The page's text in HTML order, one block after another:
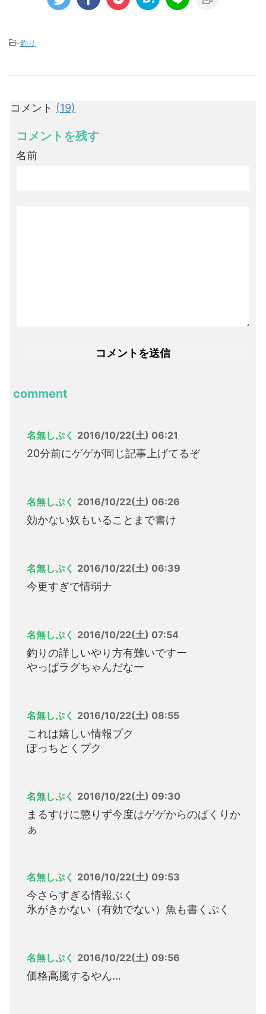
-釣り
コメント (19)
コメントを残す
名前
comment
名無しぷく 2016/10/22(土) 06:21
20分前にゲゲが同じ記事上げてるぞ
名無しぷく 2016/10/22(土) 06:26
効かない奴もいることまで書け
名無しぷく 2016/10/22(土) 06:39
今更すぎで情弱ナ
名無しぷく 2016/10/22(土) 07:54
釣りの詳しいやり方有難いですー
やっぱラグちゃんだなー
名無しぷく 2016/10/22(土) 08:55
これは嬉しい情報プク
ぽっちとくプク
名無しぷく 2016/10/22(土) 09:30
まるすけに懲りず今度はゲゲからのぱくりか
ぁ
名無しぷく 2016/10/22(土) 09:53
今さらすぎる情報ぷく
氷がきかない（有効でない）魚も書くぷく
名無しぷく 2016/10/22(土) 09:56
価格高騰するやん…